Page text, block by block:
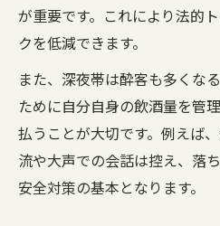
が重要です。これにより法的
クを低減できます。
また、深夜帯は酔客も多くな
ために自分自身の飲酒量を管
払うことが大切です。例えば
流や大声での会話は控え、落
安全対策の基本となります。